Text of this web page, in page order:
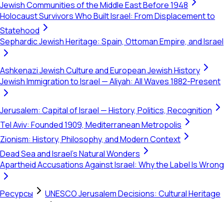
Jewish Communities of the Middle East Before 1948
Holocaust Survivors Who Built Israel: From Displacement to
Statehood
Sephardic Jewish Heritage: Spain, Ottoman Empire, and Israel
Ashkenazi Jewish Culture and European Jewish History
Jewish Immigration to Israel — Aliyah: All Waves 1882-Present
Jerusalem: Capital of Israel — History, Politics, Recognition
Tel Aviv: Founded 1909, Mediterranean Metropolis
Zionism: History, Philosophy, and Modern Context
Dead Sea and Israel's Natural Wonders
Apartheid Accusations Against Israel: Why the Label Is Wrong
Ресурсы
UNESCO Jerusalem Decisions: Cultural Heritage